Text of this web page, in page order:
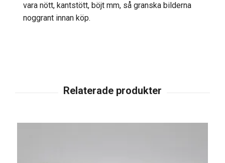
vara nött, kantstött, böjt mm, så granska bilderna
noggrant innan köp.